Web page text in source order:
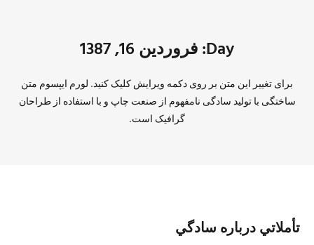
Day: فروردین 16, 1387
برای تغییر این متن بر روی دکمه ویرایش کلیک کنید. لورم ایپسوم متن
ساختگی با تولید سادگی نامفهوم از صنعت چاپ و با استفاده از طراحان
گرافیک است.
تأملاتي درباره سادگي